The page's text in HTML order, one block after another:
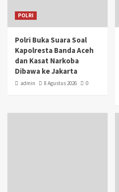
POLRI
Polri Buka Suara Soal
Kapolresta Banda Aceh
dan Kasat Narkoba
Dibawa ke Jakarta
admin 8 Agustus 2026 0